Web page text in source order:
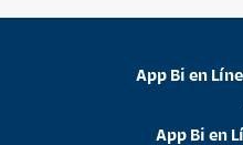
App Bi en
App Bi en